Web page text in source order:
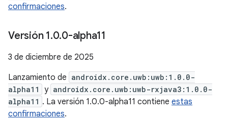
confirmaciones.
Versión 1.0.0-alpha11
3 de diciembre de 2025
Lanzamiento de androidx.core.uwb:uwb:1.0.0-
alpha11
y androidx.core.uwb:uwb-rxjava3:1.0.0-
alpha11 . La versión 1.0.0-alpha11 contiene estas
confirmaciones.